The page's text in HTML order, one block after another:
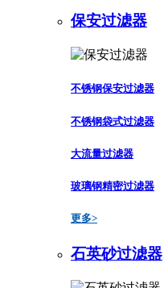
保安过滤器
不锈钢保安过滤器
不锈钢袋式过滤器
大流量过滤器
玻璃钢精密过滤器
更多>
石英砂过滤器